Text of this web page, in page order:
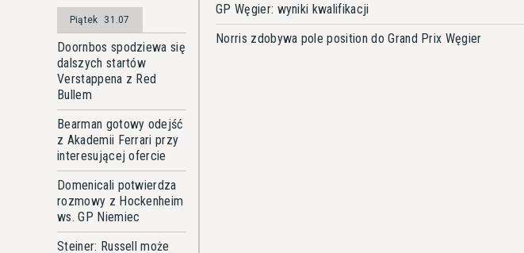
Piątek 31.07
Doornbos spodziewa się
dalszych startów
Verstappena z Red
Bullem
Bearman gotowy odejść
z Akademii Ferrari przy
interesującej ofercie
Domenicali potwierdza
rozmowy z Hockenheim
ws. GP Niemiec
Steiner: Russell może
GP Węgier: wyniki kwalifikacji
Norris zdobywa pole position do Grand Prix Węgier